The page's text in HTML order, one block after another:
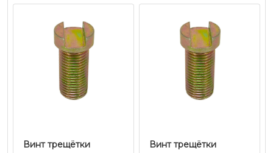
Винт трещётки
Винт трещётки